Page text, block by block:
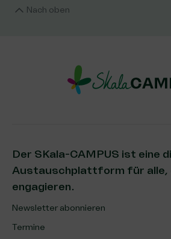
Nach oben
Der SKala-CAMPUS ist eine
Austauschplattform für alle,
engagieren.
Newsletter abonnieren
Termine